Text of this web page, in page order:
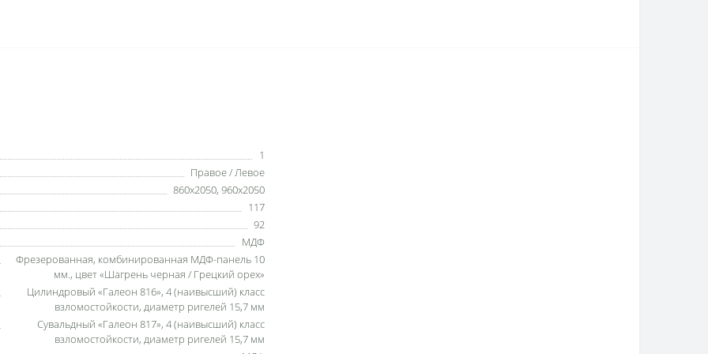
1
Правое / Левое
860x2050, 960x2050
117
92
МДФ
Фрезерованная, комбинированная МДФ-панель 10
мм., цвет «Шагрень черная / Грецкий орех»
Цилиндровый «Галеон 816», 4 (наивысший) класс
взломостойкости, диаметр ригелей 15,7 мм
Сувальдный «Галеон 817», 4 (наивысший) класс
взломостойкости, диаметр ригелей 15,7 мм